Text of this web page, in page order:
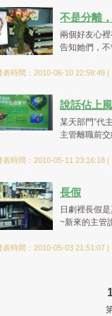
不是分離
兩個好友心
告知她們，
表時間：2010-06-10 22:59:49 |
說話佔上
某天部門”代
主管離職前
表時間：2010-05-11 23:16:18 |
長假
日劇裡長假
~新來的主管
表時間：2010-05-03 21:51:07 |